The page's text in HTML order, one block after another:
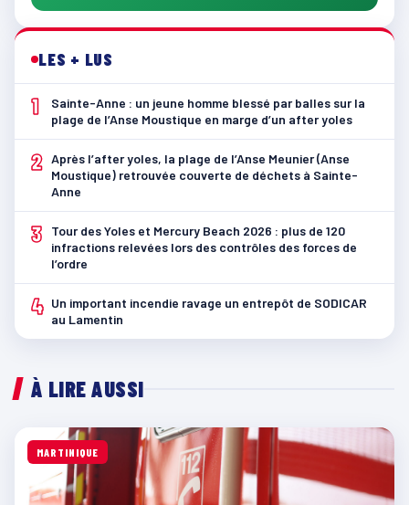
LES + LUS
1
Sainte-Anne : un jeune homme blessé par balles sur la
plage de l’Anse Moustique en marge d’un after yoles
2 Après l’after yoles, la plage de l’Anse Meunier (Anse
Moustique) retrouvée couverte de déchets à Sainte-
Anne
3
Tour des Yoles et Mercury Beach 2026 : plus de 120
infractions relevées lors des contrôles des forces de
l’ordre
4 Un important incendie ravage un entrepôt de SODICAR
au Lamentin
À LIRE AUSSI
MARTINIQUE